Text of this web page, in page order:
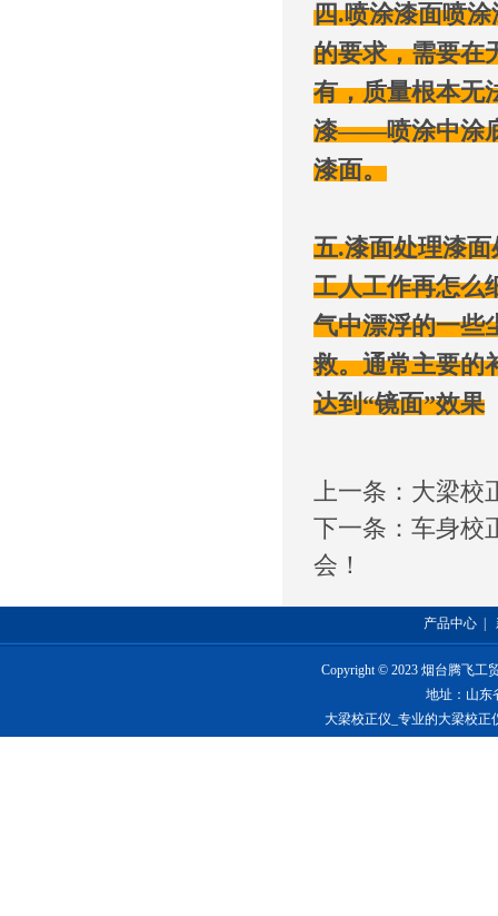
四.喷涂漆面喷
的要求，需要在
有，质量根本无
漆——喷涂中涂
漆面。
五.漆面处理漆
工人工作再怎么
气中漂浮的一些
救。通常主要的
达到“镜面”效果
上一条： 大梁校
下一条： 车身校
会！
产品中心
Copyright © 2023 烟台腾飞工
地址：山东
大梁校正仪_专业的大梁校